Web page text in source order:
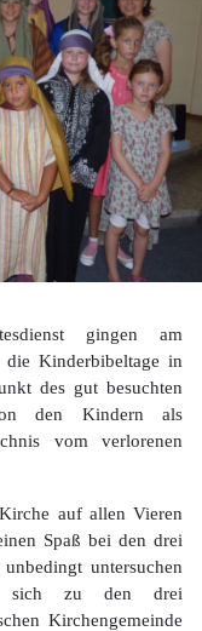
gingen am
die Kinderbibeltage in
des gut besuchten
den Kindern als
vom verlorenen
auf allen Vieren
Spaß bei den drei
untersuchen
sich zu den drei
Kirchengemeinde